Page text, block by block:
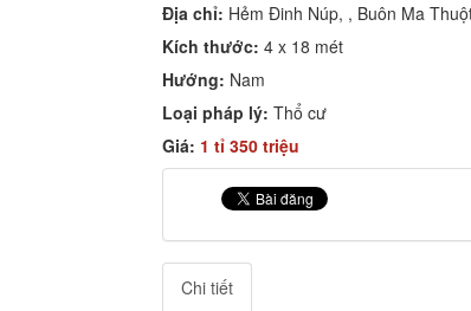
Địa chỉ: Hẻm Đinh Núp, , Buôn Ma
Kích thước: 4 x 18 mét
Hướng: Nam
Loại pháp lý: Thổ cư
Giá: 1 tỉ 350 triệu
Chi tiết